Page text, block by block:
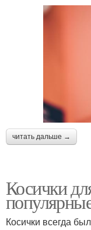
читать дальше →
Косички
Косички всегда